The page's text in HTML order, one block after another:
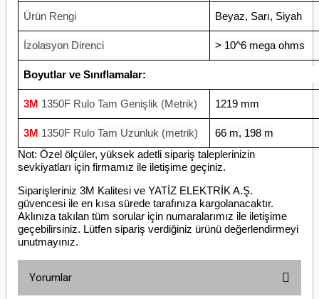
Ürün Rengi Beyaz, Sarı, Siyah
İzolasyon Direnci > 10^6 mega ohms
Boyutlar ve Sınıflamalar:
3M 1350F Rulo Tam Genişlik (Metrik) 1219 mm
3M 1350F RuloTam Uzunluk (metrik)
66 m, 198 m
Not: Özel ölçüler, yüksek adetli sipariş taleplerinizin
sevkiyatları için firmamız ile iletişime geçiniz.
Siparişleriniz 3M Kalitesi ve YATİZ ELEKTRİK A.Ş.
güvencesi ile en kısa sürede tarafınıza kargolanacaktır.
Aklınıza takılan tüm sorular için numaralarımız ile iletişime
geçebilirsiniz. Lütfen sipariş verdiğiniz ürünü değerlendirmeyi
unutmayınız.
Yorumlar